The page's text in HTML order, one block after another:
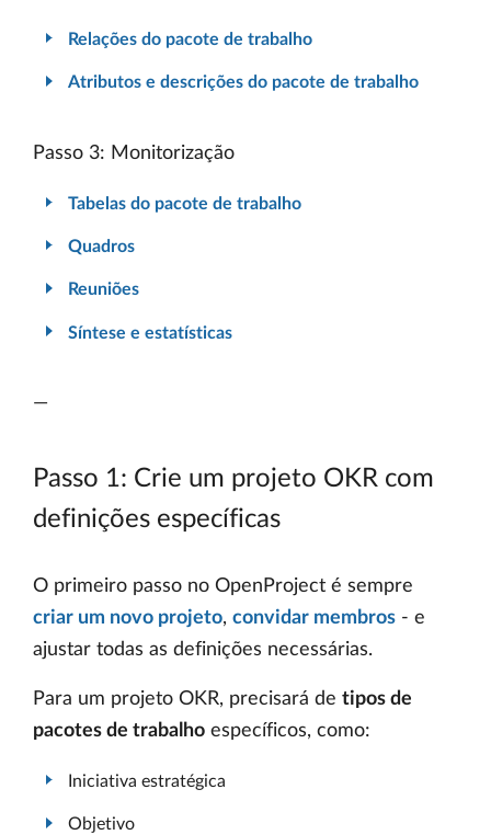
Relações do pacote de trabalho
Atributos e descrições do pacote de trabalho
Passo 3: Monitorização
Tabelas do pacote de trabalho
Quadros
Reuniões
Síntese e estatísticas
—
Passo 1: Crie um projeto OKR com
definições específicas
O primeiro passo no OpenProject é sempre
criar um novo projeto, convidar membros - e
ajustar todas as definições necessárias.
Para um projeto OKR, precisará de tipos de
pacotes de trabalho específicos, como:
Iniciativa estratégica
Objetivo